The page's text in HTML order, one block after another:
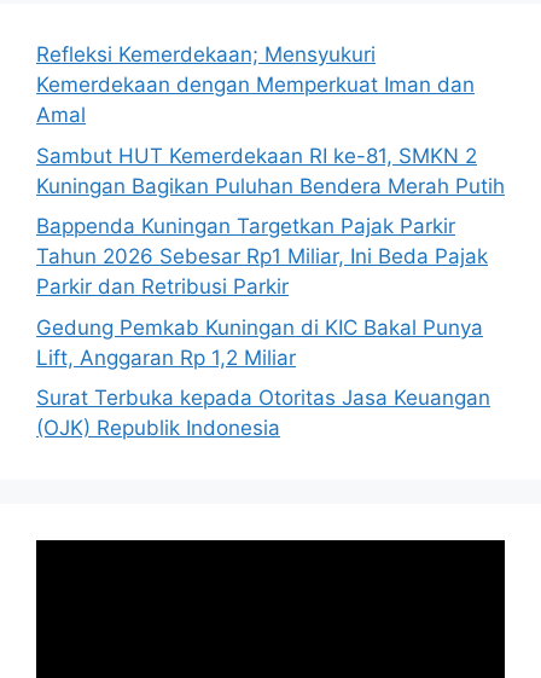
Refleksi Kemerdekaan; Mensyukuri
Kemerdekaan dengan Memperkuat Iman dan
Amal
Sambut HUT Kemerdekaan RI ke-81, SMKN 2
Kuningan Bagikan Puluhan Bendera Merah Putih
Bappenda Kuningan Targetkan Pajak Parkir
Tahun 2026 Sebesar Rp1 Miliar, Ini Beda Pajak
Parkir dan Retribusi Parkir
Gedung Pemkab Kuningan di KIC Bakal Punya
Lift, Anggaran Rp 1,2 Miliar
Surat Terbuka kepada Otoritas Jasa Keuangan
(OJK) Republik Indonesia